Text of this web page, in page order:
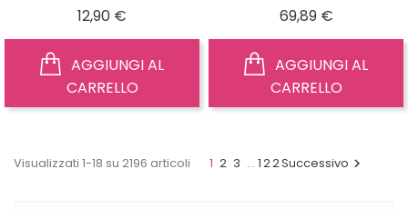
12,90 €
CARRELLO
69,89 €Prezzo
CARRELLO
Visualizzati 1-18 su 2196 articoli 1 2 3 … 122Successivo 